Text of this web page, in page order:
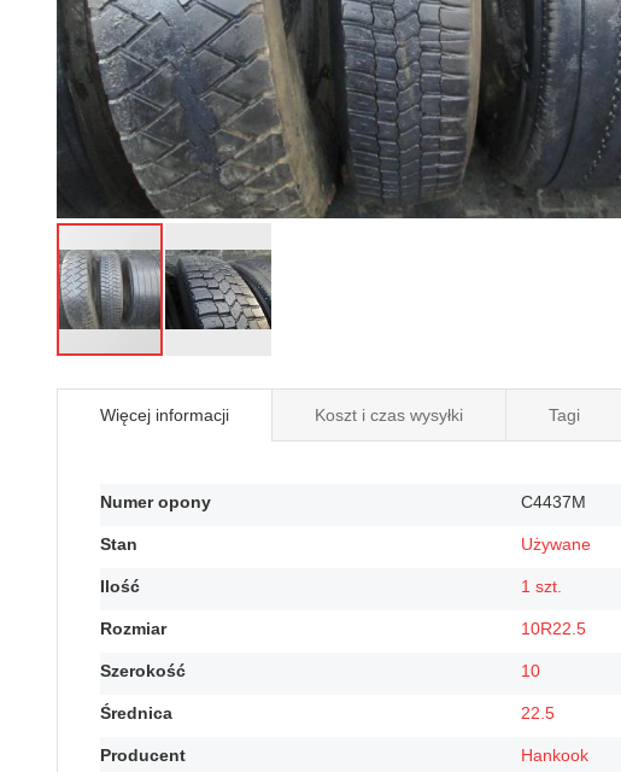
na
początekWięcej informacji
Więcej
Numer opony C4437M
Stan Używane
Ilość 1 szt.
Rozmiar 10R22.5
Szerokość 10
Średnica 22.5
Producent Hankook
Koszt i czas wysyłki Tagi